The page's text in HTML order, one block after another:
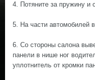
4. Потяните за пружину и
5. На части автомобилей
6. Со стороны салона
панели в нише ног
уплотнитель от кромки